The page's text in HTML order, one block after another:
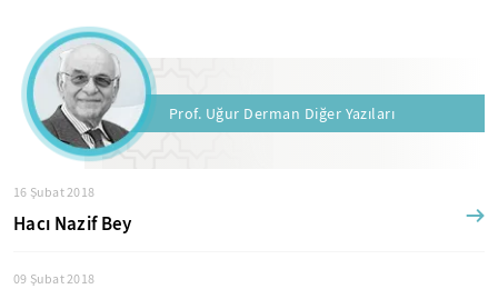
Prof. Uğur Derman Diğer Yazıları
16 Şubat 2018
Hacı Nazif Bey
09 Şubat 2018